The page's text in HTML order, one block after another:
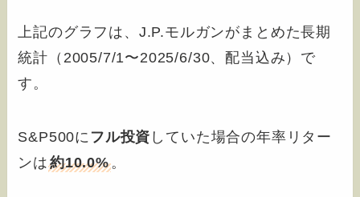
上記のグラフは、J.P.モルガンがまとめた長期
統計（2005/7/1〜2025/6/30、配当込み）で
す。
S&P500に フル投資 していた場合の年率リター
ンは約10.0%。